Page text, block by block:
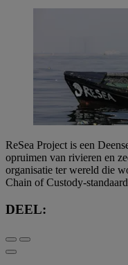
ReSea Project is een
opruimen van rivieren en
organisatie ter wereld die
Chain of Custody-
DEEL: